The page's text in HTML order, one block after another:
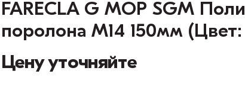
FARECLA G MOP SGM
поролона М14 150мм
Цену уточняйте